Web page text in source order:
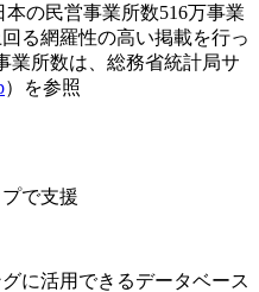
の民営事業所数516万事業
る網羅性の高い掲載を行っ
業所数は、総務省統計局サ
）を参照
で支援
に活用できるデータベース